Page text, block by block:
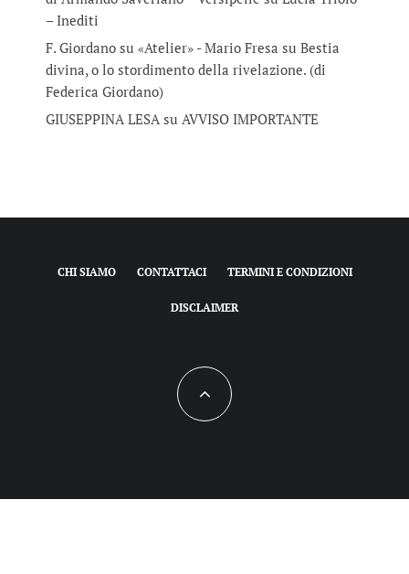
– Inediti
F. Giordano su «Atelier» - Mario Fresa su Bestia
divina, o lo stordimento della rivelazione. (di
Federica Giordano)
GIUSEPPINA LESAsu AVVISO IMPORTANTE
CHI SIAMO CONTATTACI TERMINI E CONDIZIONI
DISCLAIMER